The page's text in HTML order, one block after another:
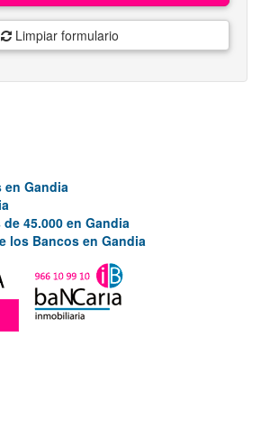
Limpiar formulario
en Gandia
45.000 en Gandia
los Bancos en Gandia